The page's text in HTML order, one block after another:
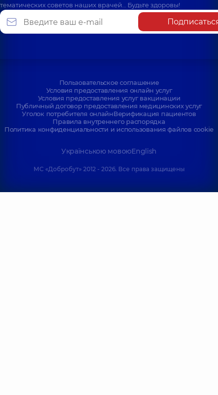
тематических советов наших врачей… Будьте здоровы!
Пользовательское соглашение
Условия предоставления онлайн услуг
Условия предоставления услуг вакцинации
Публичный договор предоставления медицинских услуг
Уголок потребителя онлайнВерификация пациентов
Правила внутреннего распорядка
Политика конфиденциальности и использования файлов cookie
Українською мовоюEnglish
МС «Добробут» 2012 - 2026. Все права защищены